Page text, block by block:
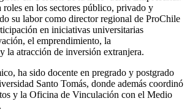
roles en los sectores público, privado y
su labor como director regional de ProChile
en iniciativas universitarias
el emprendimiento, la
la atracción de inversión extranjera.
ha sido docente en pregrado y postgrado
Santo Tomás, donde además coordinó
y la Oficina de Vinculación con el Medio